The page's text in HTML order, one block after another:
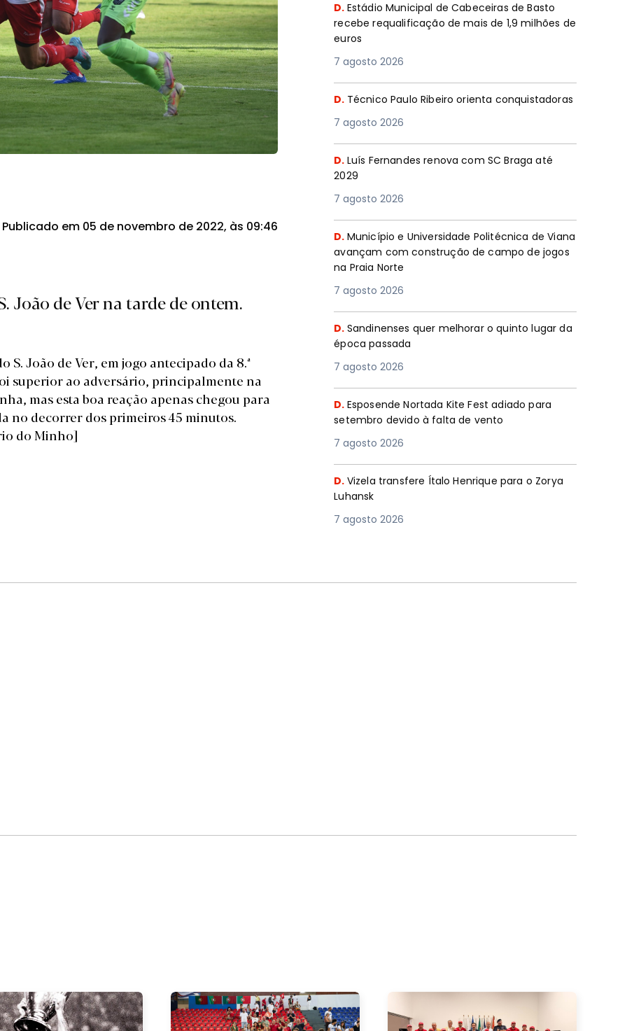
Publicado em 05 de novembro de 2022, às 09:46
João de Ver na tarde de ontem.
S. João de Ver, em jogo antecipado da 8.ª
superior ao adversário, principalmente na
mas esta boa reação apenas chegou para
no decorrer dos primeiros 45 minutos.
do Minho]
D. Estádio Municipal de Cabeceiras de Basto
recebe requalificação de mais de 1,9 milhões de
euros
7 agosto 2026
D. Técnico Paulo Ribeiro orienta conquistadoras
7 agosto 2026
D. Luís Fernandes renova com SC Braga até
2029
7 agosto 2026
D. Município e Universidade Politécnica de Viana
avançam com construção de campo de jogos
na Praia Norte
7 agosto 2026
D. Sandinenses quer melhorar o quinto lugar da
época passada
7 agosto 2026
D. Esposende Nortada Kite Fest adiado para
setembro devido à falta de vento
7 agosto 2026
D. Vizela transfere Ítalo Henrique para o Zorya
Luhansk
7 agosto 2026